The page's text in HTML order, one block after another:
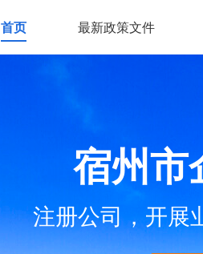
首页 最新政策文件
宿州市
注册公司，开展